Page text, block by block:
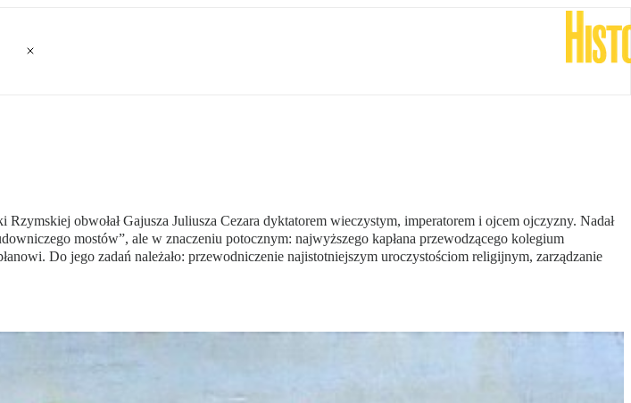
obwołał Gajusza Juliusza Cezara dyktatorem wieczystym, imperatorem i ojcem ojczyzny. Nadał
mostów”, ale w znaczeniu potocznym: najwyższego kapłana przewodzącego kolegium
Do jego zadań należało: przewodniczenie najistotniejszym uroczystościom religijnym, zarządzanie